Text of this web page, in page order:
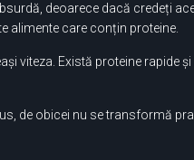
deoarece dacă credeți
alimente care conțin proteine.
viteza. Există proteine ​​rapide și
de obicei nu se transformă